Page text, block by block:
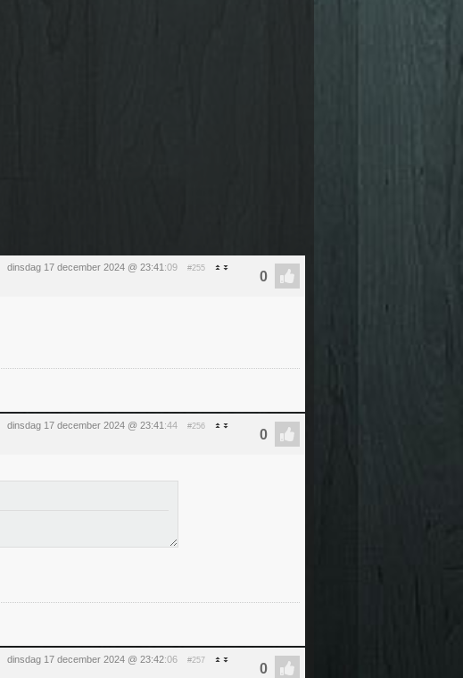
dinsdag 17 december 2024 @ 23:41 :09 #255
dinsdag 17 december 2024 @ 23:41 :44 #256
dinsdag 17 december 2024 @ 23:42:06 #257